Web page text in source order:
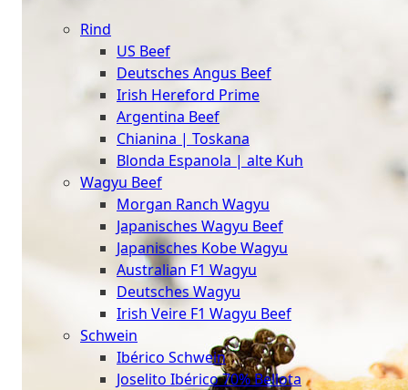
Rind
US Beef
Deutsches Angus Beef
Irish Hereford Prime
Argentina Beef
Chianina | Toskana
Blonda Espanola | alte Kuh
Wagyu Beef
Morgan Ranch Wagyu
Japanisches Wagyu Beef
Japanisches Kobe Wagyu
Australian F1 Wagyu
Deutsches Wagyu
Irish Veire F1 Wagyu Beef
Schwein
Ibérico Schwein
Joselito Ibérico 70% Bellota